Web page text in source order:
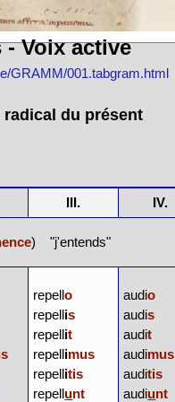
- Voix active
GRAMM/001.tabgram.html
radical du présent
III. IV.
) "j'entends"
repello
repellis
repellit
repellimus
repellitis
repellunt
audio
audis
audit
audimus
auditis
audiunt